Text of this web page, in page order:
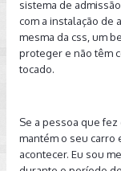
sistema de
com a instalação de
mesma da css, um
proteger e não têm
tocado.
Se a pessoa que
mantém o seu carro
acontecer. Eu sou